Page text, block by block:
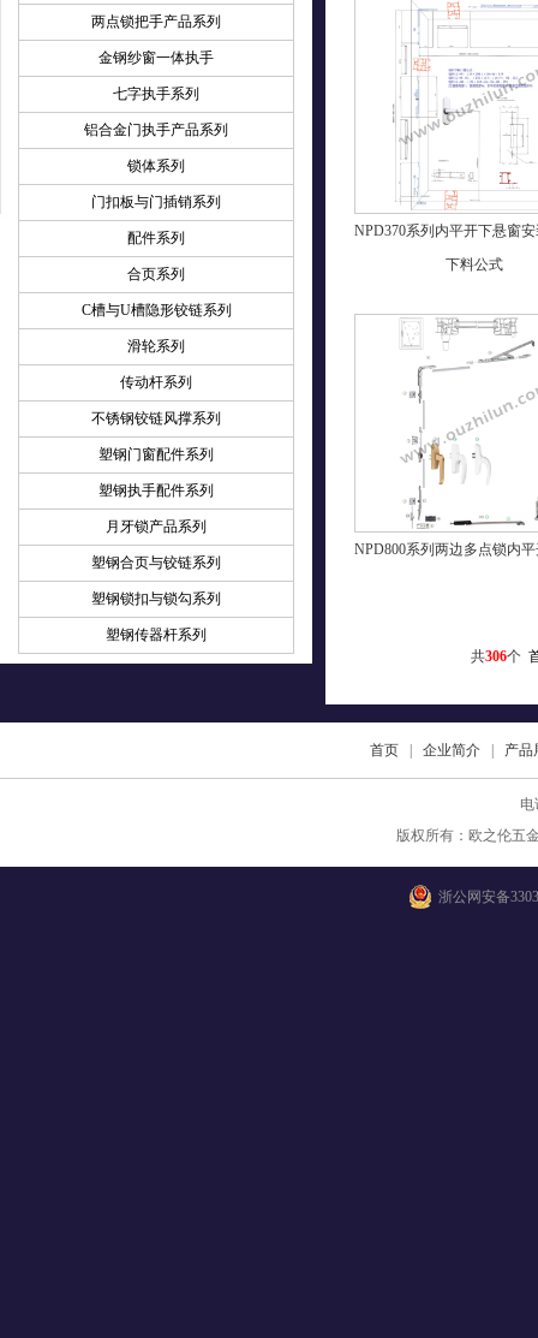
两点锁把手产品系列
金钢纱窗一体执手
七字执手系列
铝合金门执手产品系列
锁体系列
门扣板与门插销系列
配件系列
合页系列
C槽与U槽隐形铰链系列
滑轮系列
传动杆系列
不锈钢铰链风撑系列
塑钢门窗配件系列
塑钢执手配件系列
月牙锁产品系列
塑钢合页与铰链系列
塑钢锁扣与锁勾系列
塑钢传器杆系列
NPD370系列内平开下悬窗
下料公式
NPD800系列两边多点锁内
共306个
首页 企业简介 产品
电
版权所有：欧之伦五
浙公网安备